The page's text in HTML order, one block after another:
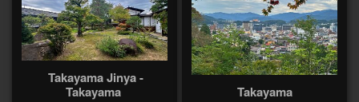
Takayama Jinya -
Takayama
Takayama